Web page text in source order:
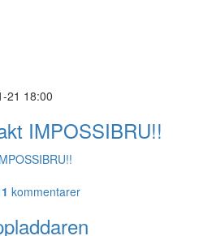
21 18:00
IMPOSSIBRU!!
kommentarer